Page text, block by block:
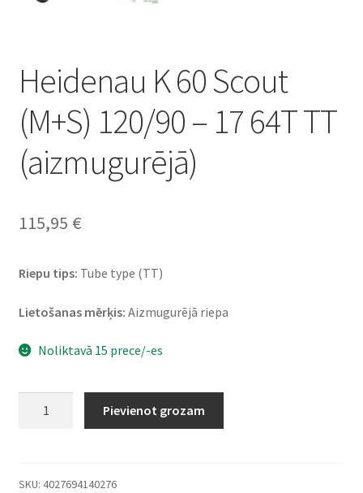
Heidenau K 60 Scout
(M+S) 120/90 – 17 64T TT
(aizmugurējā)
115,95 €
Riepu tips: Tube type (TT)
Lietošanas mērķis: Aizmugurējā riepa
Noliktavā 15 prece/-es
(M+S)
Pievienot grozam
SKU: 4027694140276